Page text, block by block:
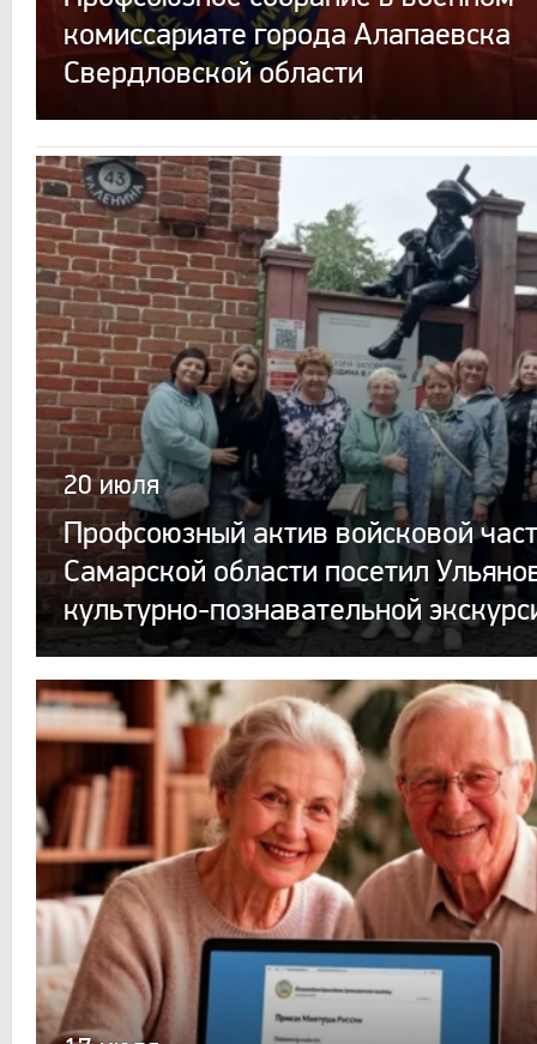
комиссариате города Алапаевска
Свердловской области
20 июля
Профсоюзный актив войсковой
Самарской области посетил
культурно-познавательной